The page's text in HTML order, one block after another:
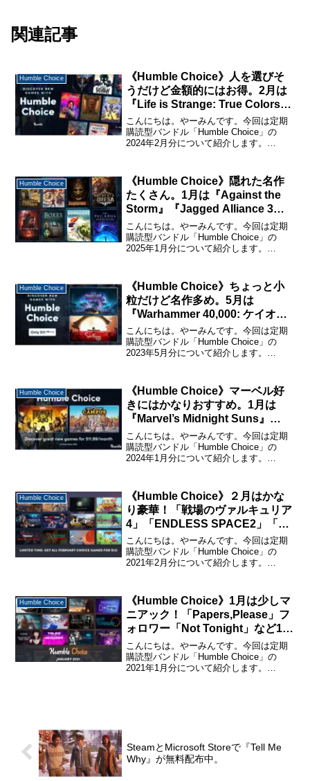
関連記事
Humble Choice
《Humble Choice》人を選びそ
うだけど金額的にはお得。2月は
『Life is Strange: True Colors』
が目玉。
こんにちは。やーみんです。今回は定期
購読型バンドル「Humble Choice」の
2024年2月分について紹介します。
下記のページで詳しく説明しているので
購...
Humble Choice
《Humble Choice》隠れた名作
たくさん。1月は『Against the
Storm』『Jagged Alliance 3』
『Blasphemous 2』が目玉。
こんにちは。やーみんです。今回は定期
購読型バンドル「Humble Choice」の
2025年1月分について紹介します。
下記のページで詳しく説明しているので
購...
Humble Choice
《Humble Choice》ちょっと小
粒だけど名作多め。5月は
『Warhammer 40,000: ケイオ
ス・ゲート – ディーモンハンター
ズ』『Spiritfarer: Farewellエディ
ション』が目玉。
こんにちは。やーみんです。今回は定期
購読型バンドル「Humble Choice」の
2023年5月分について紹介します。
下記のページで詳しく説明しているので
購...
Humble Choice
《Humble Choice》マーベル好
きにはかなりおすすめ。1月は
『Marvel’s Midnight Suns』
『Two Point Campus』が目玉。
こんにちは。やーみんです。今回は定期
購読型バンドル「Humble Choice」の
2024年1月分について紹介します。
下記のページで詳しく説明しているので
購...
Humble Choice
《Humble Choice》２月はかな
り豪華！「戦場のヴァルキュリア
4」「ENDLESS SPACE2」「イ
リスと巨人」など12本。豪華な
PCゲームバンドルを紹介
こんにちは。やーみんです。今回は定期
購読型バンドル「Humble Choice」の
2021年2月分について紹介します。
下記のページで詳しく説明しているので
購...
Humble Choice
《Humble Choice》1月は少しマ
ニアック！「Papers,Please」フ
ォロワー「Not Tonight」など12
本。豪華なPCゲームバンドルを
紹介
こんにちは。やーみんです。今回は定期
購読型バンドル「Humble Choice」の
2021年1月分について紹介します。
SteamとMicrosoft Storeで『Tell Me
Why』が無料配布中。